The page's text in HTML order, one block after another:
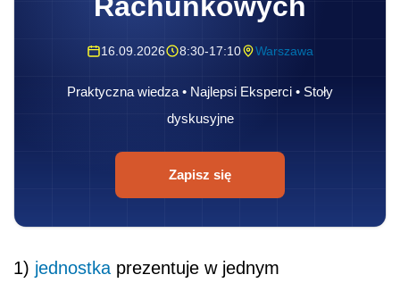
16.09.2026 8:30-17:10 Warszawa
Praktyczna wiedza • Najlepsi Eksperci • Stoły
dyskusyjne
Zapisz się
1) jednostka prezentuje w jednym